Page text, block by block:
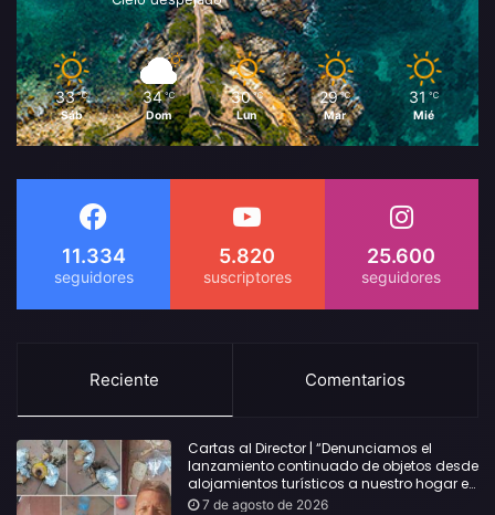
33 ℃
Sáb
34 ℃
Dom
30 ℃
Lun
29 ℃
Mar
31 ℃
Mié
11.334 5.820 25.600
Reciente Comentarios
Cartas al Director | “Denunciamos el
lanzamiento continuado de objetos desde
alojamientos turísticos a nuestro hogar en
Lloret: Podría haber causado una
7 de agosto de 2026